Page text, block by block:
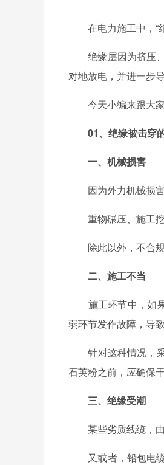
在电力施工中，“绝
绝缘层因为挤压、
对地放电，并进一步
今天小编来跟大家
01、绝缘被击穿
一、机械损害
因为外力机械损害
重物碾压、施工挖
除此以外，不合规
二、施工不当
施工环节中，如果
弱环节发作故障，导
针对这种情况，采
石英粉之前，应确保
三、绝缘受潮
某些劣质线缆，由
又或者，铅包电缆